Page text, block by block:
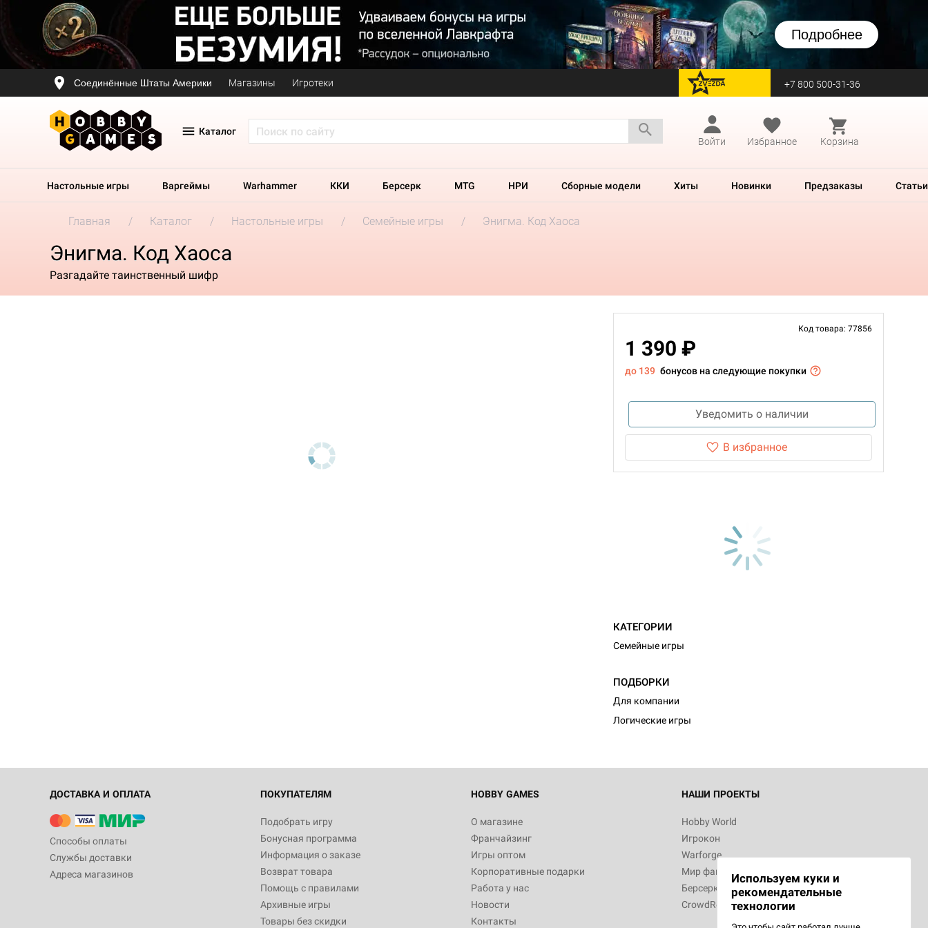
Подробнее
Соединённые Штаты Америки Магазины Игротеки перейти на Zvezda +7 800 500-31-36
Каталог
Войти
Избранное Корзина
Настольные игры Варгеймы Warhammer ККИ Берсерк MTG НРИ Сборные модели Хиты Новинки Предзаказы Статьи
Главная Каталог Настольные игры Семейные игры Энигма. Код Хаоса
Энигма. Код Хаоса
Разгадайте таинственный шифр
Код товара: 77856
1 390 ₽
до 139 бонусов на следующие покупки
Уведомить о наличии
В избранное
КАТЕГОРИИ
Семейные игры
ПОДБОРКИ
Для компании
Логические игры
ДОСТАВКА И ОПЛАТА
Способы оплаты
Службы доставки
Адреса магазинов
ПОКУПАТЕЛЯМ
Подобрать игру
Бонусная программа
Информация о заказе
Возврат товара
Помощь с правилами
Архивные игры
Товары без скидки
HOBBY GAMES
О магазине
Франчайзинг
Игры оптом
Корпоративные подарки
Работа у нас
Новости
Контакты
НАШИ ПРОЕКТЫ
Hobby World
Игрокон
Warforge
Мир фантастики
Берсерк
CrowdRepublic
Используем куки и
рекомендательные
технологии